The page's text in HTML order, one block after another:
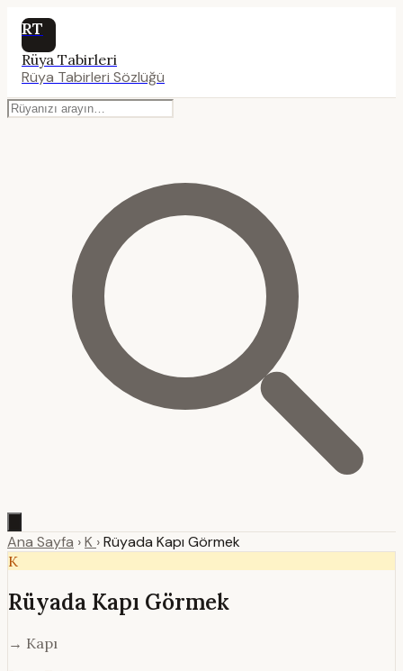
RT
Rüya Tabirleri
Rüya Tabirleri Sözlüğü
Ana Sayfa ›K ›Rüyada Kapı Görmek
K
Rüyada Kapı Görmek
→ Kapı